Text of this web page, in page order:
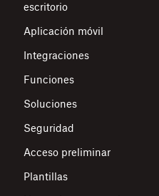
escritorio
Aplicación móvil
Integraciones
Funciones
Soluciones
Seguridad
Acceso preliminar
Plantillas